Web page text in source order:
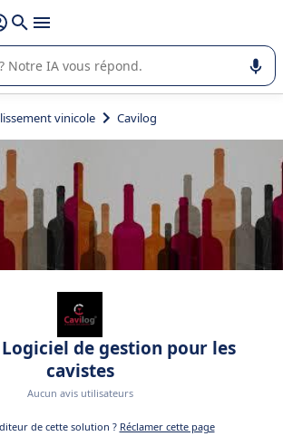
avec
guide dans l'utilisation ou la sélection de
vinicole Cavilog
de gestion pour les
cavistes
Aucun avis utilisateurs
de cette solution ? Réclamer cette page